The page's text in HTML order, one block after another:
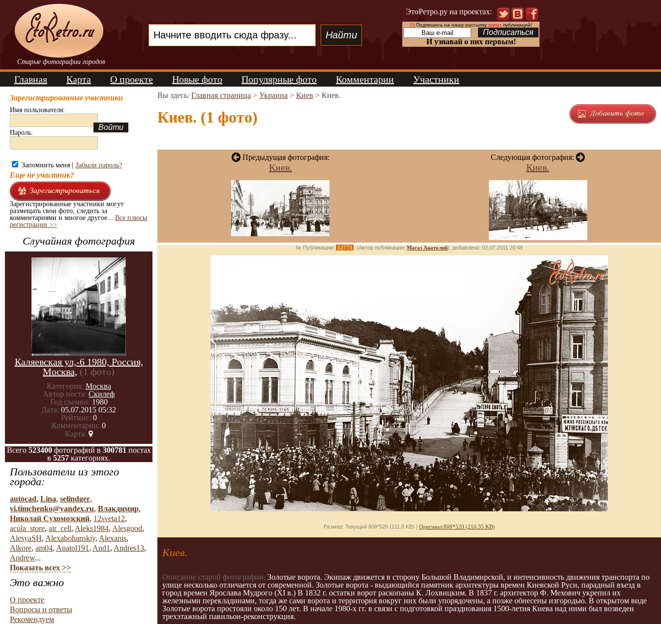
Старые фотографии городов
ЭтоРетро.ру на проектах:
(!)Подпишись на нашу рассылку новыхпубликаций!
И узнавай о них первым!
Главная Карта О проекте Новые фото Популярные фото Комментарии Участники
Зарегистрированные участники
Имя пользователя:
Пароль:
Запомнить меня | Забыли пароль?
Еще не участник?
Зарегистрированные участники могут
размещать свои фото, следить за
комментариями и многое другое... Все плюсы
регистрации >>
Случайная фотография
Каляевская ул,-6 1980, Россия,
Москва, (1 фото)
Категория: Москва
Автор поста: Скилеф
Год съемки: 1980
Дата: 05.07.2015 05:32
Рейтинг: 0
Комментарии: 0
Карта:
Всего 523400фотографий в 300781 постах
в 5257 категориях.
Пользователи из этого
города:
autocad, Lina, selindger,
vi.timchenko@yandex.ru, Влакдимир,
Николай Сухомозский, 12sveta12,
acula_store, air_cell, Aleks1984, Alesgood,
AlesyaSH, Alexabohanskiy, Alexanis,
Alkore, am04, Anatol191 , And1 , Andres13,
Andrew...
Показать всех >>
Это важно
О проекте
Вопросы и ответы
Рекомендуем
Вы здесь: Главная страница > Украина > Киев > Киев.
Киев. (1 фото)
Предыдущая фотография:
Киев.
Следующая фотография:
Киев.
№ Публикации: 12773 (Автор публикации: Магаз Анатолий), добавлена: 02.07.2011 20:49
Размер: Текущий 808*520 (211.8 KB) | Оригинал 808*520 (210.35 KB)
Киев.
Описание старой фотографии: Золотые ворота. Экипаж движется в сторону Большой Владимирской, и интенсивность движения транспорта по
улице несколько отличается от современной. Золотые ворота - выдающийся памятник архитектуры времен Киевской Руси, парадный въезд в
город времен Ярослава Мудрого (XI в.) В 1832 г. остатки ворот раскопаны К. Лохвицким. В 1837 г. архитектор Ф. Мехович укрепил их
железными перекладинами, тогда же сами ворота и территория вокруг них были упорядочены, а позже обнесены изгородью. В открытом виде
Золотые ворота простояли около 150 лет. В начале 1980-х гг. в связи с подготовкой празднования 1500-летия Киева над ними был возведен
трехэтажный павильон-реконструкция.